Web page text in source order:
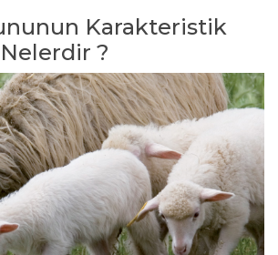
Karakteristik
?